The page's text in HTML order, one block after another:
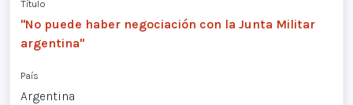
Título
"No puede haber negociación con la Junta Militar
argentina"
País
Argentina